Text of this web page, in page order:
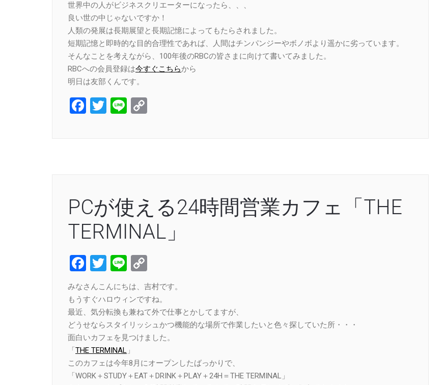
世界中の人がビジネスクリエーターになったら、、、
良い世の中じゃないですか！
人類の発展は長期展望と長期記憶によってもたらされました。
短期記憶と即時的な目的合理性であれば、人間はチンパンジーやボノボより遥かに劣っています。
そんなことを考えながら、100年後のRBCの皆さまに向けて書いてみました。
RBCへの会員登録は今すぐこちらから
明日は友部くんです。
Facebook
Twitter
Line
PCが使える24時間営業カフェ「THE
TERMINAL」
Facebook
Twitter
Line
Link
みなさんこんにちは、吉村です。
もうすぐハロウィンですね。
最近、気分転換も兼ねて外で仕事とかしてますが、
どうせならスタイリッシュかつ機能的な場所で作業したいと色々探していた所・・・
面白いカフェを見つけました。
「THE TERMINAL 」
このカフェは今年8月にオープンしたばっかりで、
「WORK＋STUDY＋EAT＋DRINK＋PLAY＋24H＝THE TERMINAL」